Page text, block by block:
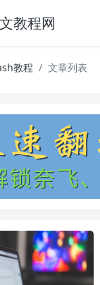
教程网
教程 文章列表